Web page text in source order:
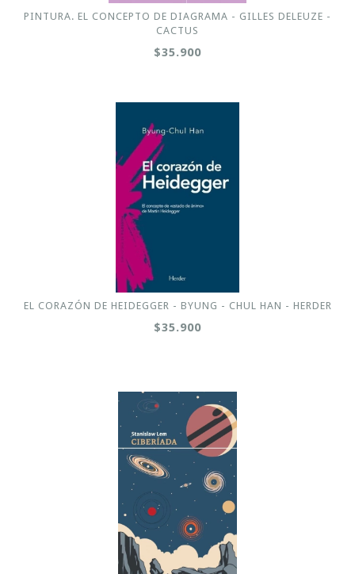
PINTURA. EL CONCEPTO DE DIAGRAMA - GILLES DELEUZE -
CACTUS
$35.900
EL CORAZÓN DE HEIDEGGER - BYUNG - CHUL HAN - HERDER
$35.900